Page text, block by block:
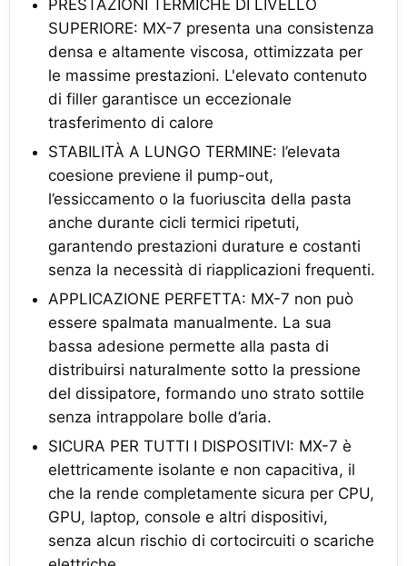
PRESTAZIONI TERMICHE DI LIVELLO
SUPERIORE: MX-7 presenta una consistenza
densa e altamente viscosa, ottimizzata per
le massime prestazioni. L'elevato contenuto
di filler garantisce un eccezionale
trasferimento di calore
STABILITÀ A LUNGO TERMINE: l’elevata
coesione previene il pump-out,
l’essiccamento o la fuoriuscita della pasta
anche durante cicli termici ripetuti,
garantendo prestazioni durature e costanti
senza la necessità di riapplicazioni frequenti.
APPLICAZIONE PERFETTA: MX-7 non può
essere spalmata manualmente. La sua
bassa adesione permette alla pasta di
distribuirsi naturalmente sotto la pressione
del dissipatore, formando uno strato sottile
senza intrappolare bolle d’aria.
SICURA PER TUTTI I DISPOSITIVI: MX-7 è
elettricamente isolante e non capacitiva, il
che la rende completamente sicura per CPU,
GPU, laptop, console e altri dispositivi,
senza alcun rischio di cortocircuiti o scariche